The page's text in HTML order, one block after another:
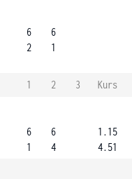
6
2
6
1
1 2 3
Kurs
6
1
6
4
1.15
4.51